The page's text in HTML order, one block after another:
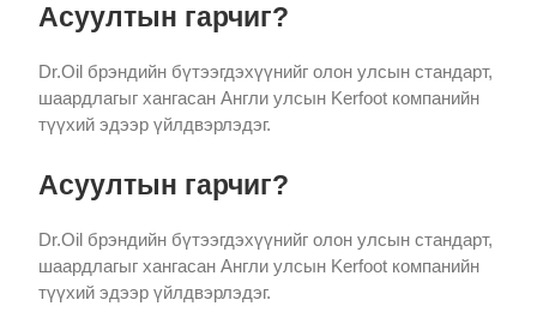
Асуултын гарчиг?
Dr.Oil брэндийн бүтээгдэхүүнийг олон улсын стандарт,
шаардлагыг хангасан Англи улсын Kerfoot компанийн
түүхий эдээр үйлдвэрлэдэг.
Асуултын гарчиг?
Dr.Oil брэндийн бүтээгдэхүүнийг олон улсын стандарт,
шаардлагыг хангасан Англи улсын Kerfoot компанийн
түүхий эдээр үйлдвэрлэдэг.